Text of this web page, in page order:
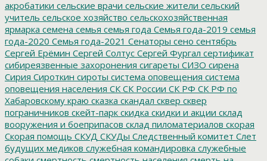
акробатики сельские врачи сельские жители сельский
учитель сельское хозяйство сельскохозяйственная
ярмарка семена семья семья года Семья года-2019 семья
года-2020 Семья года-2021 Сенаторы сено сентябрь
Сергей Ерёмин Сергей Солтус Сергей Фургал сертификат
сибиреязвенные захоронения сигареты СИЗО сирена
Сирия Сироткин сироты система оповещения система
оповещения населения СК СК России СК РФ СК РФ по
Хабаровскому краю сказка скандал сквер сквер
пограничников скейт-парк скидка скидки и акции склад
вооружения и боеприпасов склад пиломатериалов скорая
Скорая помощь СКУД СКУДы Следственный комитет Слет
будущих медиков служебная командировка служебные